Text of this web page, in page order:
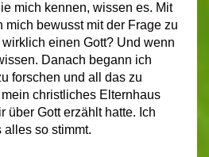
mich kennen, wissen es. Mit
mich bewusst mit der Frage zu
einen Gott? Und wenn
Danach begann ich
forschen und all das zu
christliches Elternhaus
über Gott erzählt hatte. Ich
so stimmt.